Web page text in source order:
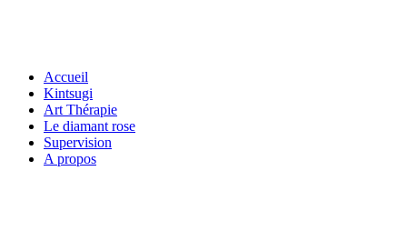
Accueil
Kintsugi
Art Thérapie
Le diamant rose
Supervision
A propos